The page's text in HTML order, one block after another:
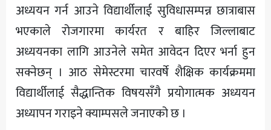
अध्ययन गर्न आउने विद्यार्थीलाई सुविधासम्पन्न छात्राबास
भएकाले रोजगारमा कार्यरत र बाहिर जिल्लाबाट
अध्ययनका लागि आउनेले समेत आवेदन दिएर भर्ना हुन
सक्नेछन् । आठ सेमेस्टरमा चारवर्षे शैक्षिक कार्यक्रममा
विद्यार्थीलाई सैद्धान्तिक विषयसँगै प्रयोगात्मक अध्ययन
अध्यापन गराइने क्याम्पसले जनाएको छ ।